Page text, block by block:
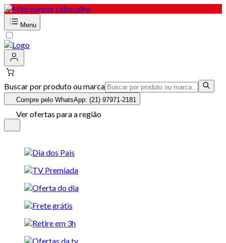
Menu
Buscar por produto ou marca
Compre pelo WhatsApp: (21) 97971-2181
Ver ofertas para a região